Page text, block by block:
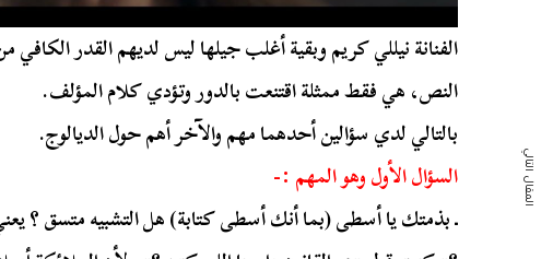
الفنانة نيللي كريم وبقية أغلب جيلها ليس لديهم القدر الكافي
النص، هي فقط ممثلة اقتنعت بالدور وتؤدي كلام المؤلف.
بالتالي لدي سؤالين أحدهما مهم والآخر أهم حول الديالوج.
السؤال الأول وهو المهم :-
ـ بذمتك يا أسطى (بما أنك أسطى كتابة) هل التشبيه متسق ؟
المقال التالي